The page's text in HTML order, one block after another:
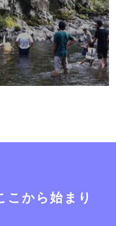
から始まり